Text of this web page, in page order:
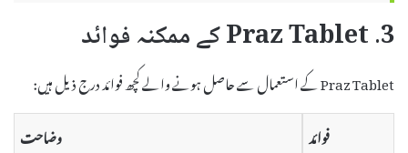
3. Praz Tablet کے ممکنہ فوائد
Praz Tablet کے استعمال سے حاصل ہونے والے کچھ فوائد درج ذیل ہیں:
فوائد
وضاحت